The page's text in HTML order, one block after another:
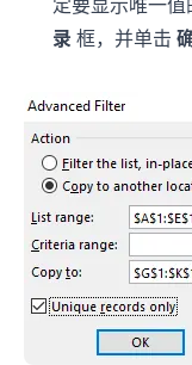
录 框，并单击